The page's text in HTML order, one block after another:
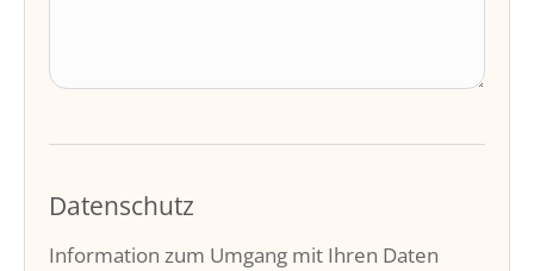
Datenschutz
Information zum Umgang mit Ihren Daten